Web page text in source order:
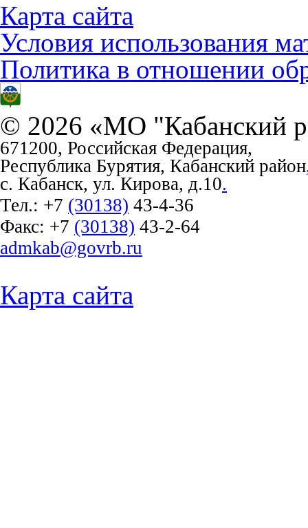
Карта сайта
Условия использования
Политика в отношении
© 2026 «МО "Кабанский
671200, Российская Федерация,
Республика Бурятия, Кабанский район
с. Кабанск, ул. Кирова, д.10.
Тел.: +7 (30138) 43-4-36
Факс: +7 (30138) 43-2-64
admkab@govrb.ru
Карта сайта